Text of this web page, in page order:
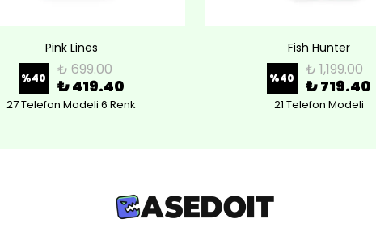
Pink Lines
%40 ₺ 699.00
₺ 419.40
27 Telefon Modeli 6 Renk
Fish Hunter
%40 ₺ 1,199.00
₺ 719.40
21 Telefon Modeli